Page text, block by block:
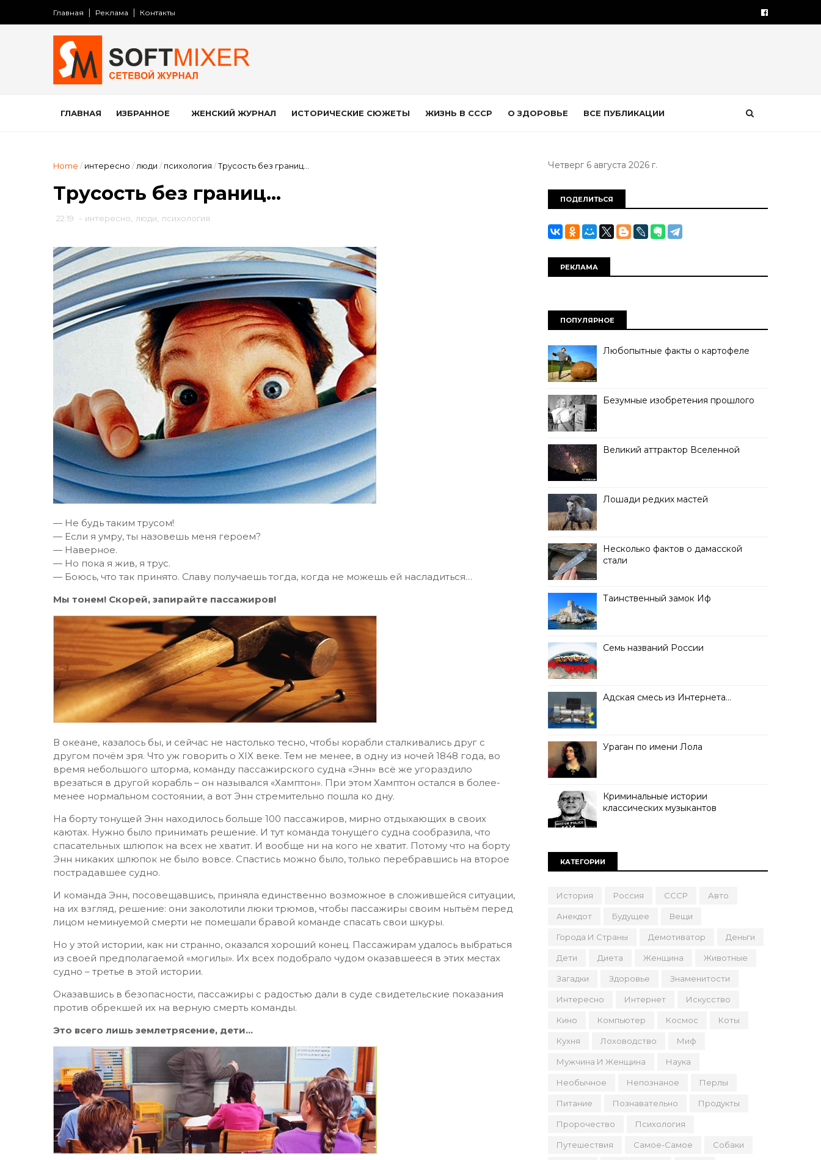
Главная Реклама Контакты
ГЛАВНАЯ ИЗБРАННОЕ ЖЕНСКИЙ ЖУРНАЛ ИСТОРИЧЕСКИЕ СЮЖЕТЫ ЖИЗНЬ В СССР О ЗДОРОВЬЕ ВСЕ ПУБЛИКАЦИИ
Home / интересно / люди / психология /Трусость без границ…
Трусость без границ…
22:19 - интересно люди психология
— Не будь таким трусом!
— Если я умру, ты назовешь меня героем?
— Наверное.
— Но пока я жив, я трус.
— Боюсь, что так принято. Славу получаешь тогда, когда не можешь ей насладиться…
Мы тонем! Скорей, запирайте пассажиров!
В океане, казалось бы, и сейчас не настолько тесно, чтобы корабли сталкивались друг с
другом почём зря. Что уж говорить о XIX веке. Тем не менее, в одну из ночей 1848 года, во
время небольшого шторма, команду пассажирского судна «Энн» всё же угораздило
врезаться в другой корабль – он назывался «Хамптон». При этом Хамптон остался в более-
менее нормальном состоянии, а вот Энн стремительно пошла ко дну.
На борту тонущей Энн находилось больше 100 пассажиров, мирно отдыхающих в своих
каютах. Нужно было принимать решение. И тут команда тонущего судна сообразила, что
спасательных шлюпок на всех не хватит. И вообще ни на кого не хватит. Потому что на борту
Энн никаких шлюпок не было вовсе. Спастись можно было, только перебравшись на второе
пострадавшее судно.
И команда Энн, посовещавшись, приняла единственно возможное в сложившейся ситуации,
на их взгляд, решение: они заколотили люки трюмов, чтобы пассажиры своим нытьём перед
лицом неминуемой смерти не помешали бравой команде спасать свои шкуры.
Но у этой истории, как ни странно, оказался хороший конец. Пассажирам удалось выбраться
из своей предполагаемой «могилы». Их всех подобрало чудом оказавшееся в этих местах
судно – третье в этой истории.
Оказавшись в безопасности, пассажиры с радостью дали в суде свидетельские показания
против обрекшей их на верную смерть команды.
Это всего лишь землетрясение, дети…
Четверг 6 августа 2026 г.
ПОДЕЛИТЬСЯ
РЕКЛАМА
ПОПУЛЯРНОЕ
Любопытные факты о картофеле
Безумные изобретения прошлого
Великий аттрактор Вселенной
Лошади редких мастей
Несколько фактов о дамасской
стали
Таинственный замок Иф
Семь названий России
Адская смесь из Интернета…
Ураган по имени Лола
Криминальные истории
классических музыкантов
КАТЕГОРИИ
История Россия СССР Авто
Анекдот Будущее Вещи
Города И Страны Демотиватор Деньги
Дети Диета Женщина Животные
Загадки Здоровье Знаменитости
Интересно Интернет Искусство
Кино Компьютер Космос Коты
Кухня Лоховодство Миф
Мужчина И Женщина Наука
Необычное Непознаное Перлы
Питание Познавательно Продукты
Пророчество Психология
Путешествия Самое-Самое Собаки